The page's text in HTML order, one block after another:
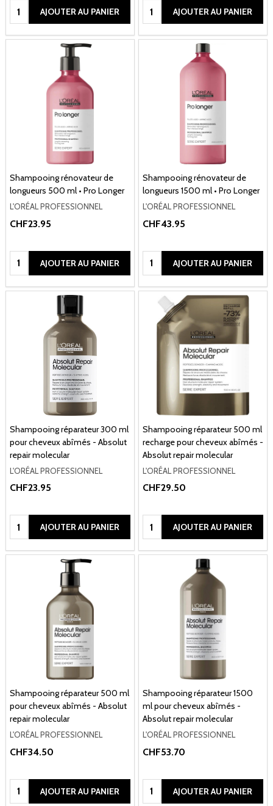
Quantité:AJOUTER AU PANIER Quantité:AJOUTER AU PANIER
Shampooing rénovateur de
longueurs 500 ml • Pro Longer
L'ORÉAL PROFESSIONNEL
CHF23.95
Quantité:AJOUTER AU PANIER
Shampooing rénovateur de
longueurs 1500 ml • Pro Longer
L'ORÉAL PROFESSIONNEL
CHF43.95
Quantité:AJOUTER AU PANIER
Shampooing réparateur 300 ml
pour cheveux abîmés - Absolut
repair molecular
L'ORÉAL PROFESSIONNEL
CHF23.95
Quantité:AJOUTER AU PANIER
Shampooing réparateur 500 ml
recharge pour cheveux abîmés -
Absolut repair molecular
L'ORÉAL PROFESSIONNEL
CHF29.50
Quantité:AJOUTER AU PANIER
Shampooing réparateur 500 ml
pour cheveux abîmés - Absolut
repair molecular
L'ORÉAL PROFESSIONNEL
CHF34.50
Quantité:AJOUTER AU PANIER
Shampooing réparateur 1500
ml pour cheveux abîmés -
Absolut repair molecular
L'ORÉAL PROFESSIONNEL
CHF53.70
Quantité:AJOUTER AU PANIER